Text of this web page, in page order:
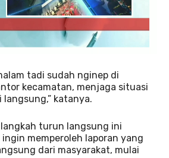
tadi sudah nginep di
kecamatan, menjaga situasi
katanya.
turun langsung ini
memperoleh laporan yang
dari masyarakat, mulai